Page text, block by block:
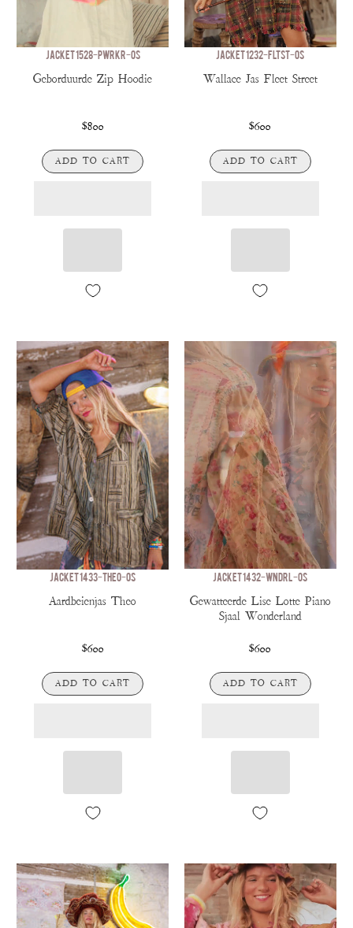
JACKET 1528-PWRKR-OS
Geborduurde Zip Hoodie
$800
ADD TO CART
JACKET 1232-FLTST-OS
Wallace Jas Fleet Street
$600
ADD TO CART
JACKET 1433-THEO-OS
Aardbeienjas Theo
$600
ADD TO CART
JACKET 1432-WNDRL-OS
Gewatteerde Lise Lotte Piano
Sjaal Wonderland
$600
ADD TO CART